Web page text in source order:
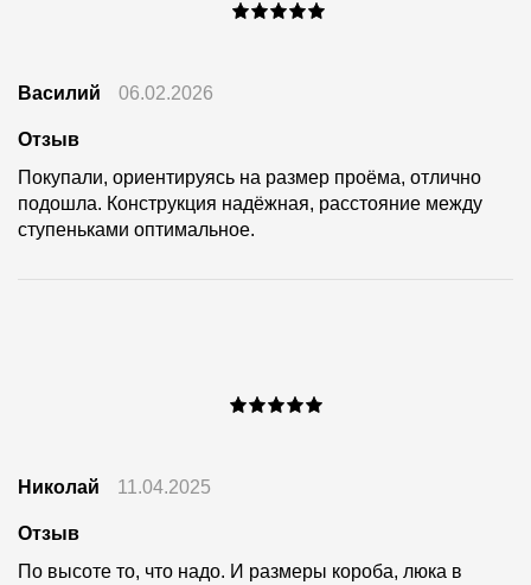
Василий 06.02.2026
Отзыв
Покупали, ориентируясь на размер проёма, отлично
подошла. Конструкция надёжная, расстояние между
ступеньками оптимальное.
Николай 11.04.2025
Отзыв
По высоте то, что надо. И размеры короба, люка в